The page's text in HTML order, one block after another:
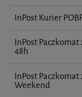
InPost Kurier
InPost Paczkomat
48h
InPost Paczkomat
Weekend